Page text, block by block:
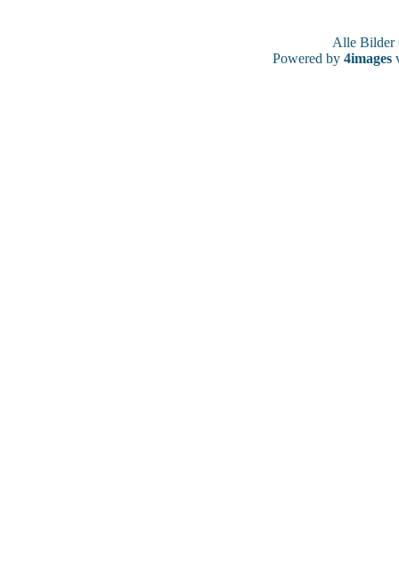
Alle
Powered by 4images